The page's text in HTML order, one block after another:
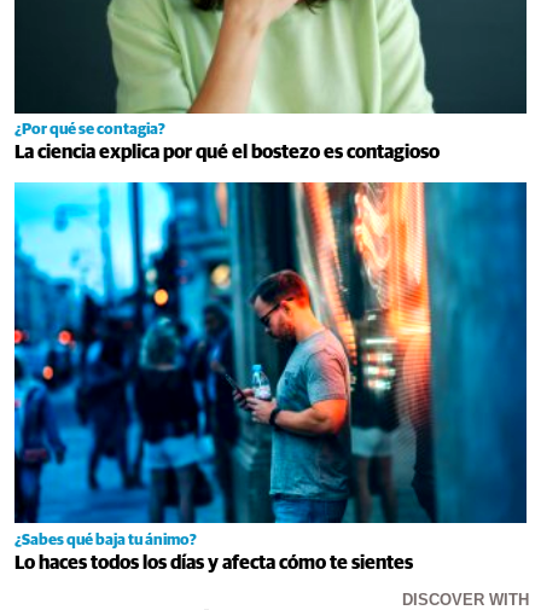
¿Por qué se contagia?
La ciencia explica por qué el bostezo es contagioso
¿Sabes qué baja tu ánimo?
Lo haces todos los días y afecta cómo te sientes
DISCOVER WITH